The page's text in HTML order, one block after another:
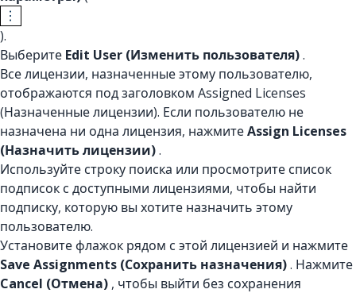
).
Выберите Edit User (Изменить пользователя).
Все лицензии, назначенные этому пользователю,
отображаются под заголовком Assigned Licenses
(Назначенные лицензии). Если пользователю не
назначена ни одна лицензия, нажмитеAssign Licenses
(Назначить лицензии).
Используйте строку поиска или просмотрите список
подписок с доступными лицензиями, чтобы найти
подписку, которую вы хотите назначить этому
пользователю.
Установите флажок рядом с этой лицензией и нажмите
Save Assignments (Сохранить назначения). Нажмите
Cancel (Отмена) , чтобы выйти без сохранения